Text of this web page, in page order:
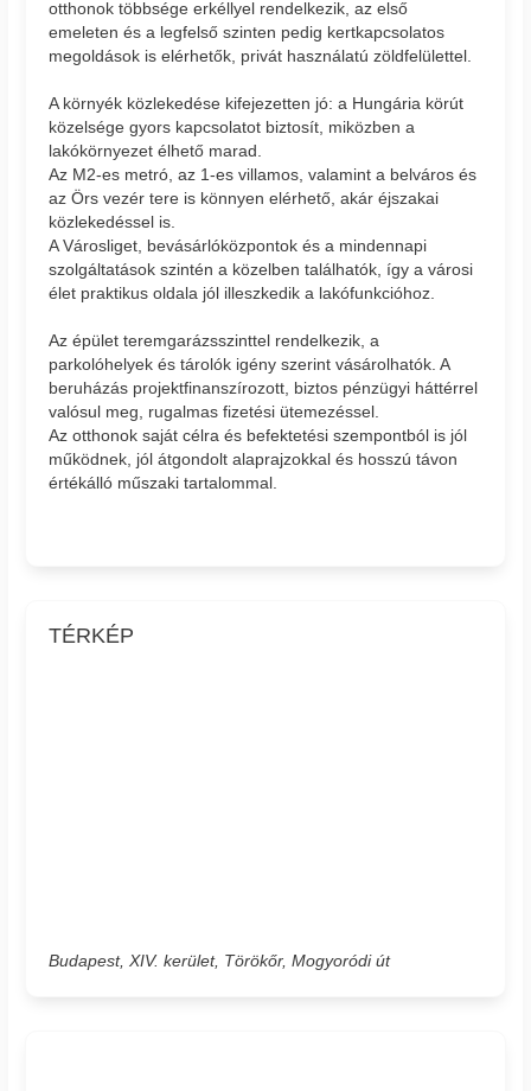
otthonok többsége erkéllyel rendelkezik, az első
emeleten és a legfelső szinten pedig kertkapcsolatos
megoldások is elérhetők, privát használatú zöldfelülettel.
A környék közlekedése kifejezetten jó: a Hungária körút
közelsége gyors kapcsolatot biztosít, miközben a
lakókörnyezet élhető marad.
Az M2-es metró, az 1-es villamos, valamint a belváros és
az Örs vezér tere is könnyen elérhető, akár éjszakai
közlekedéssel is.
A Városliget, bevásárlóközpontok és a mindennapi
szolgáltatások szintén a közelben találhatók, így a városi
élet praktikus oldala jól illeszkedik a lakófunkcióhoz.
Az épület teremgarázsszinttel rendelkezik, a
parkolóhelyek és tárolók igény szerint vásárolhatók. A
beruházás projektfinanszírozott, biztos pénzügyi háttérrel
valósul meg, rugalmas fizetési ütemezéssel.
Az otthonok saját célra és befektetési szempontból is jól
működnek, jól átgondolt alaprajzokkal és hosszú távon
értékálló műszaki tartalommal.
TÉRKÉP
Budapest, XIV. kerület, Törökőr, Mogyoródi út